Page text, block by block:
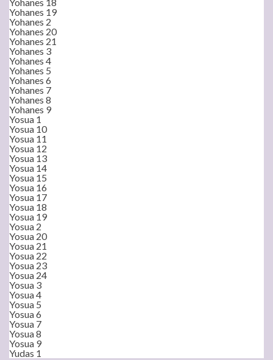
Yohanes 19
Yohanes 2
Yohanes 20
Yohanes 21
Yohanes 3
Yohanes 4
Yohanes 5
Yohanes 6
Yohanes 7
Yohanes 8
Yohanes 9
Yosua 1
Yosua 10
Yosua 11
Yosua 12
Yosua 13
Yosua 14
Yosua 15
Yosua 16
Yosua 17
Yosua 18
Yosua 19
Yosua 2
Yosua 20
Yosua 21
Yosua 22
Yosua 23
Yosua 24
Yosua 3
Yosua 4
Yosua 5
Yosua 6
Yosua 7
Yosua 8
Yosua 9
Yudas 1